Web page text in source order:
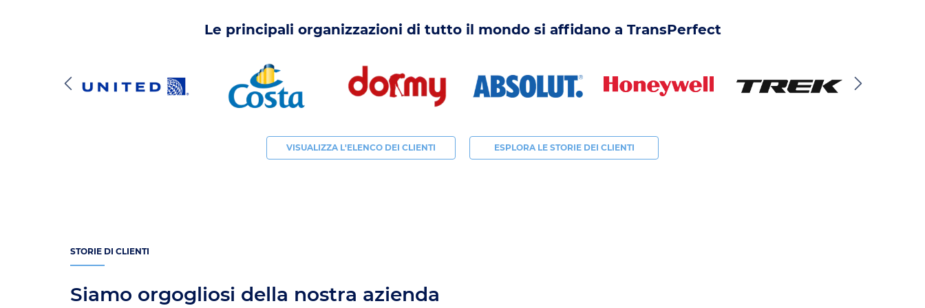
Le principali organizzazioni di tutto il mondo si affidano a TransPerfect
VISUALIZZA L'ELENCO DEI CLIENTI ESPLORA LE STORIE DEI CLIENTI
STORIE DI CLIENTI
Siamo orgogliosi della nostra azienda